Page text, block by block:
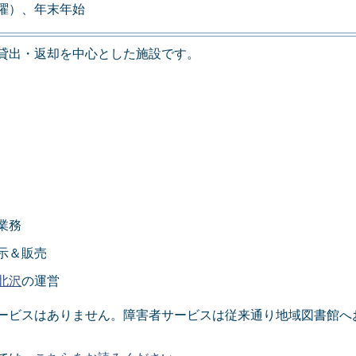
）、年末年始
・返却を中心とした施設です。
務
＆販売
沢の運営
ビスはありません。障害者サービスは従来通り地域図書館へ